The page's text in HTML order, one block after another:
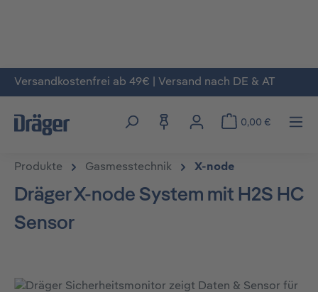
Zum Hauptinhalt springen
Versandkostenfrei ab 49€ | Versand nach DE & AT
0,00 €
Produkte Gasmesstechnik X-node
Dräger X-node System mit H2S HC
Sensor
Bildergalerie überspringen